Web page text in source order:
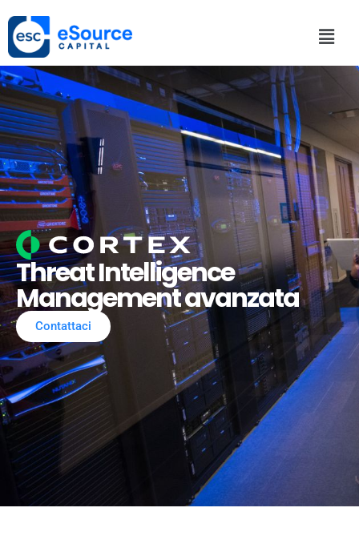
Threat Intelligence
Management avanzata
Contattaci